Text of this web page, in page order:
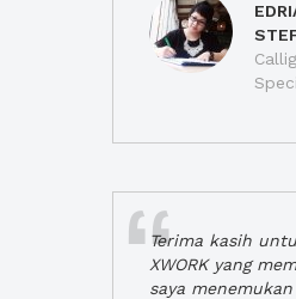
Terima kasih
XWORK yang
saya